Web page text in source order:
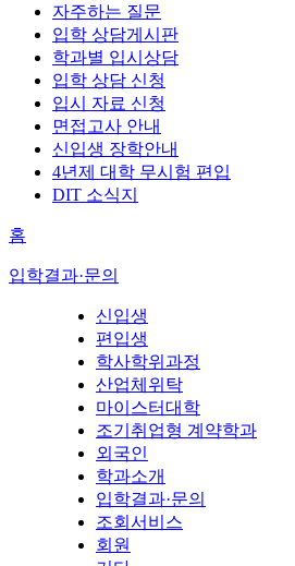
자주하는 질문
입학 상담게시판
학과별 입시상담
입학 상담 신청
입시 자료 신청
면접고사 안내
신입생 장학안내
4년제 대학 무시험 편입
DIT 소식지
홈
입학결과·문의
신입생
편입생
학사학위과정
산업체위탁
마이스터대학
조기취업형 계약학과
외국인
학과소개
입학결과·문의
조회서비스
회원